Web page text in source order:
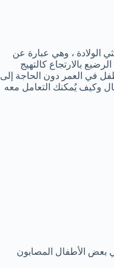
الولادة ، وهي عبارة عن
بالارتجاع كالتهيج
في العمر دون الحاجة إلى
وكيف يُمكنك التعامل معه
بعض الأطفال المصابون